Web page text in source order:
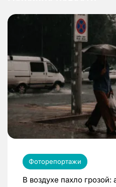
Фоторепортажи
В воздухе пахло